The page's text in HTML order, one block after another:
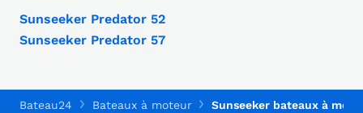
Sunseeker Predator 52
Sunseeker Predator 57
Bateau24 Bateaux à moteur Sunseeker bateaux à